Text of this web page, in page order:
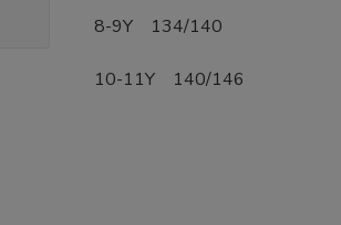
8-9Y 134/140
10-11Y 140/146